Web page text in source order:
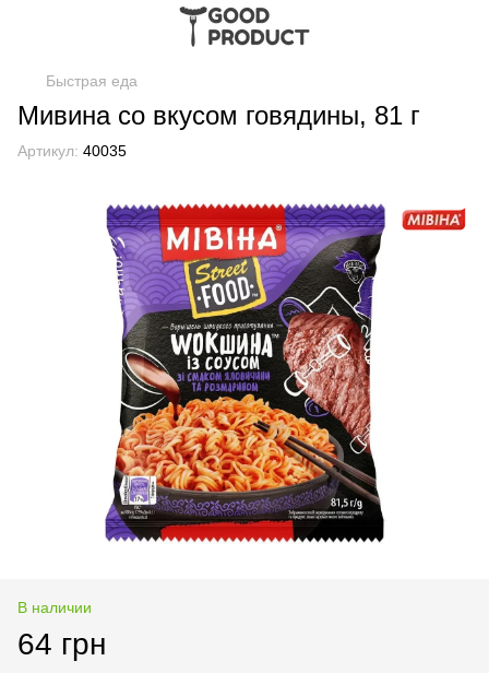
Быстрая еда
Мивина со вкусом говядины, 81 г
Артикул: 40035
В наличии
64 грн